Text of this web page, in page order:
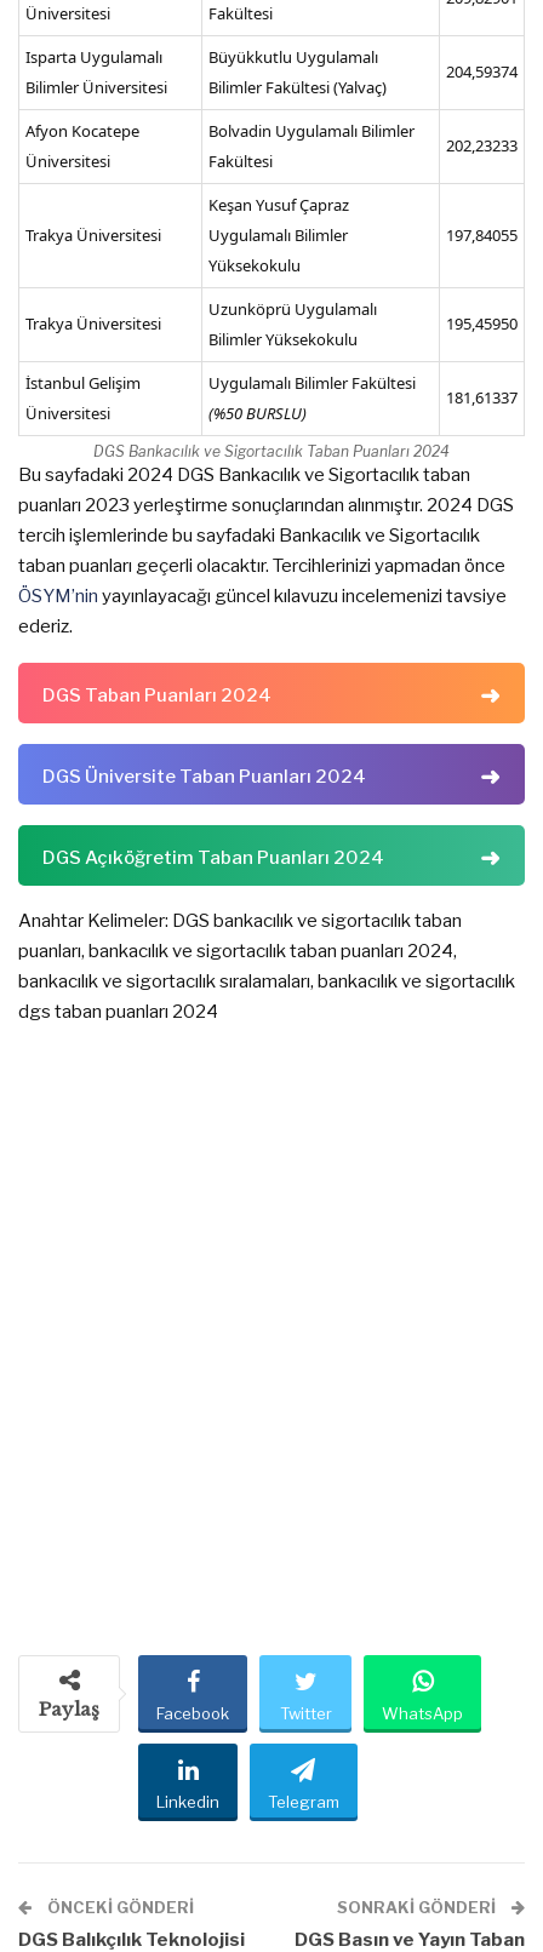
Üniversitesi Fakültesi
Isparta Uygulamalı
Bilimler Üniversitesi
Büyükkutlu Uygulamalı
Bilimler Fakültesi (Yalvaç)
204,59374
Afyon Kocatepe
Üniversitesi
Bolvadin Uygulamalı Bilimler
Fakültesi
202,23233
Trakya Üniversitesi
Keşan Yusuf Çapraz
Uygulamalı Bilimler
Yüksekokulu
197,84055
Trakya Üniversitesi
Uzunköprü Uygulamalı
Bilimler Yüksekokulu
195,45950
İstanbul Gelişim
Üniversitesi
Uygulamalı Bilimler Fakültesi
(%50 BURSLU)
181,61337
DGS Bankacılık ve Sigortacılık Taban Puanları 2024
Bu sayfadaki 2024 DGS Bankacılık ve Sigortacılık taban
puanları 2023 yerleştirme sonuçlarından alınmıştır. 2024 DGS
tercih işlemlerinde bu sayfadaki Bankacılık ve Sigortacılık
taban puanları geçerli olacaktır. Tercihlerinizi yapmadan önce
ÖSYM’nin yayınlayacağı güncel kılavuzu incelemenizi tavsiye
ederiz.
DGS Taban Puanları 2024
DGS Üniversite Taban Puanları 2024
DGS Açıköğretim Taban Puanları 2024
Anahtar Kelimeler: DGS bankacılık ve sigortacılık taban
puanları, bankacılık ve sigortacılık taban puanları 2024,
bankacılık ve sigortacılık sıralamaları, bankacılık ve sigortacılık
dgs taban puanları 2024
Paylaş Facebook Twitter WhatsApp
Linkedin Telegram
ÖNCEKI GÖNDERI
DGS Balıkçılık Teknolojisi
SONRAKI GÖNDERI
DGS Basın ve Yayın Taban